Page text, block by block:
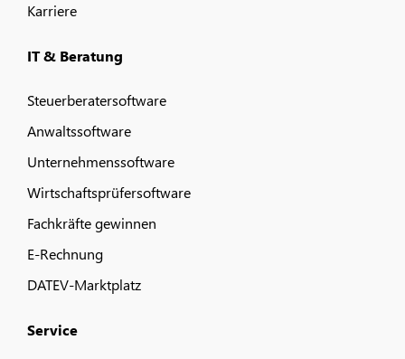
Karriere
IT & Beratung
Steuerberatersoftware
Anwaltssoftware
Unternehmenssoftware
Wirtschaftsprüfersoftware
Fachkräfte gewinnen
E-Rechnung
DATEV-Marktplatz
Service